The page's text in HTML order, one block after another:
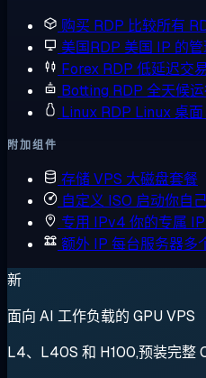
购买 RDP 比较所有
美国RDP 美国 IP 的
Forex RDP 低延迟交
Botting RDP 全天候
Linux RDP Linux 桌
附加组件
存储 VPS 大磁盘套餐
自定义 ISO 启动你自
专用 IPv4 你的专属
额外 IP 每台服务器多
新
面向 AI 工作负载的 GPU VPS
L4、L40S 和 H100,预装完整